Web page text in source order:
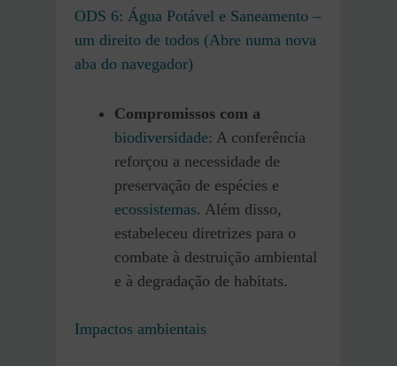
ODS 6: Água Potável e Saneamento –
um direito de todos (Abre numa nova
aba do navegador)
Compromissos com a
biodiversidade: A conferência
reforçou a necessidade de
preservação de espécies e
ecossistemas. Além disso,
estabeleceu diretrizes para o
combate à destruição ambiental
e à degradação de habitats.
Impactos ambientais